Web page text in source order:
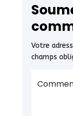
Votre
champs